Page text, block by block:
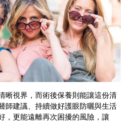
晰視界，而術後保養則能讓這份清
師建議、持續做好護眼防曬與生活
，更能遠離再次困擾的風險，讓